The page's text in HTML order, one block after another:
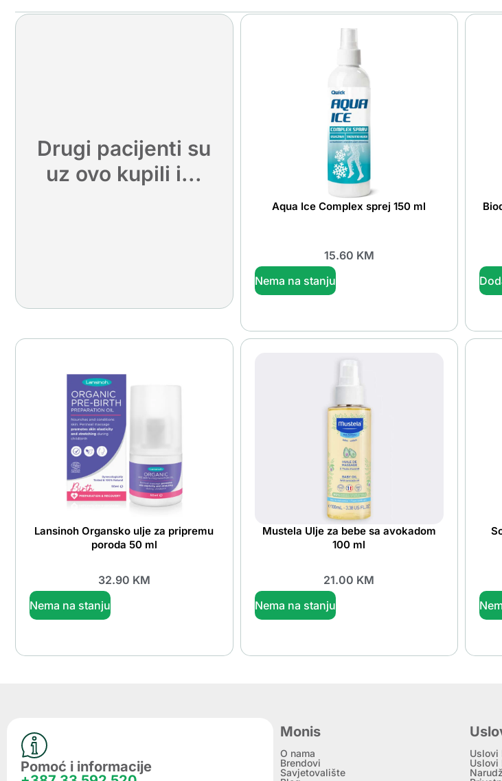
Drugi pacijenti su
uz ovo kupili i...
Aqua Ice Complex sprej 150 ml
15.60 KM
Nema na stanju
Lansinoh Organsko ulje za pripremu
poroda 50 ml
32.90 KM
Nema na stanju
Mustela Ulje za bebe sa avokadom
100 ml
21.00 KM
Nema na stanju
Pomoć i informacije
Monis
O nama
Brendovi
Savjetovalište
Uslovi
Uslovi